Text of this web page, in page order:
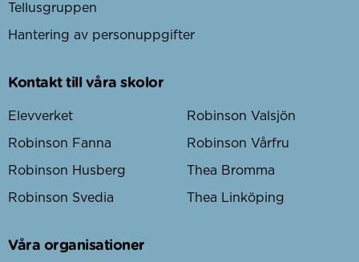
Tellusgruppen
Hantering av personuppgifter
Kontakt till våra skolor
Elevverket
Robinson Fanna
Robinson Husberg
Robinson Svedia
Robinson Valsjön
Robinson Vårfru
Thea Bromma
Thea Linköping
Våra organisationer